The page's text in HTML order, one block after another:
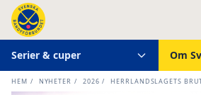
Serier & cuper Om
HEM / NYHETER / 2026 / HERRLANDSLAGETS